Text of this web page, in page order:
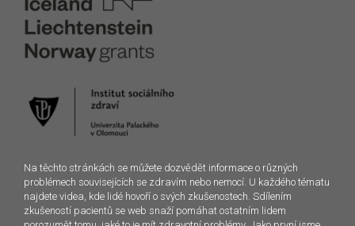
Na těchto stránkách se můžete dozvědět informace o různých
problémech souvisejících se zdravím nebo nemocí. U každého tématu
najdete videa, kde lidé hovoří o svých zkušenostech. Sdílením
zkušeností pacientů se web snaží pomáhat ostatním lidem